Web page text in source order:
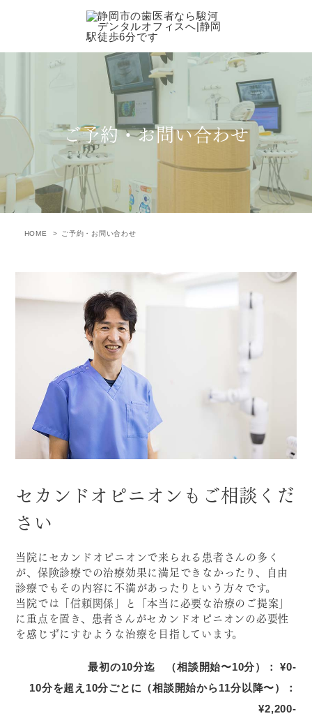
ご予約・お問い合わせ
HOME ご予約・お問い合わせ
セカンドオピニオンもご相談くだ
さい
当院にセカンドオピニオンで来られる患者さんの多く
が、保険診療での治療効果に満足できなかったり、自由
診療でもその内容に不満があったりという方々です。
当院では「信頼関係」と「本当に必要な治療のご提案」
に重点を置き、患者さんがセカンドオピニオンの必要性
を感じずにすむような治療を目指しています。
最初の10分迄 （相談開始〜10分）： ¥0-
10分を超え10分ごとに（相談開始から11分以降〜）：
¥2,200-